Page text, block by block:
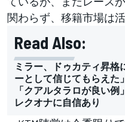
関わらず、移籍市場は
Read Also:
ミラー、ドゥカティ昇格
ーとして信じてもらえた」
「クアルタラロが良い
レクオナに自信あり